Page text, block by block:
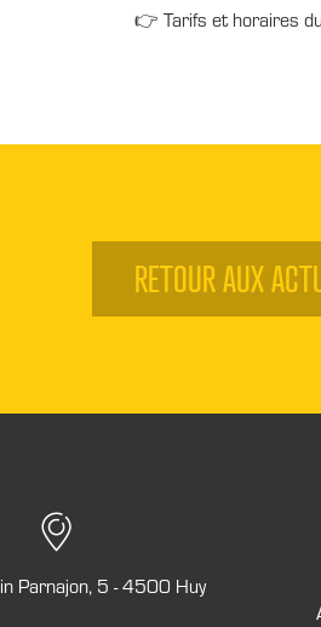
👉 Tarifs et horaires
RETOUR AUX
Parnajon, 5 - 4500 Huy